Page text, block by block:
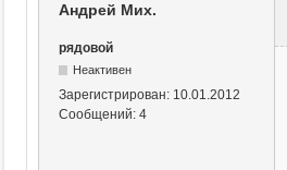
Андрей Мих.
рядовой
Неактивен
Зарегистрирован: 10.01.2012
Сообщений: 4